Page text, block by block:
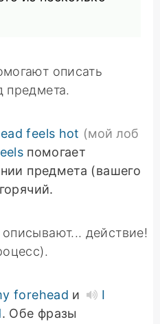
описать
предмета.
feels hot (мой лоб
помогает
предмета (вашего
описывают... действие!
forehead и
I
. Обе фразы